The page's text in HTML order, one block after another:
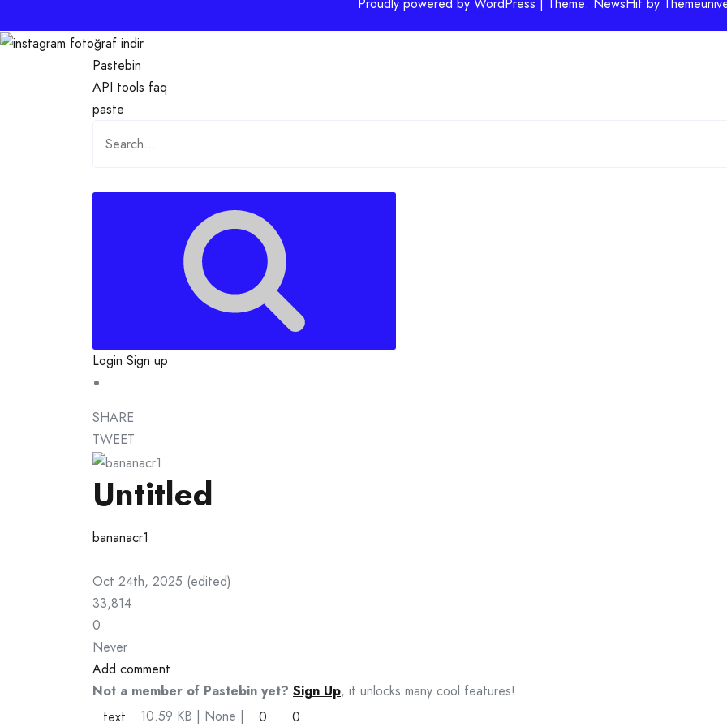
Pastebin
API tools faq
paste
Login Sign up
SHARE
TWEET
Untitled
bananacr1
Oct 24th, 2025 (edited)
33,814
0
Never
Add comment
Not a member of Pastebin yet? Sign Up, it unlocks many cool features!
text
10.59 KB | None | 0 0